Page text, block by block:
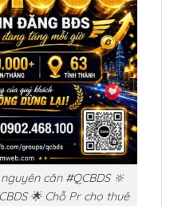
căn #QCBDS 🔆
🌟 Chỗ Pr cho thuê